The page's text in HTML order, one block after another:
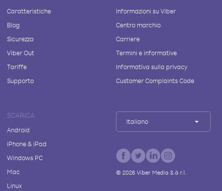
Caratteristiche
Blog
Sicurezza
Viber Out
Tariffe
Supporto
Informazioni su Viber
Centro marchio
Carriere
Termini e informative
Informativa sulla privacy
Customer Complaints Code
SCARICA
Android
iPhone & iPad
Windows PC
Mac
Linux
Italiano
© 2026Viber Media S.à r.l.